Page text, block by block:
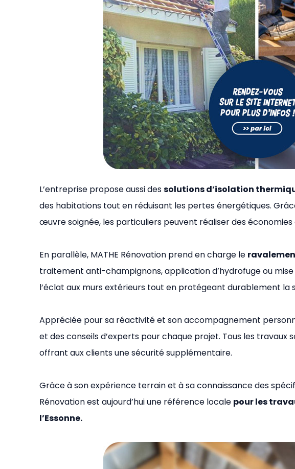
L’entreprise propose aussi dessolutions d’isolation
des habitations tout en réduisant les pertes énergétiques.
œuvre soignée, les particuliers peuvent réaliser des
En parallèle, MATHE Rénovation prend en charge le
traitement anti-champignons, application d’hydrofuge ou
l’éclat aux murs extérieurs tout en protégeant durablement la
Appréciée pour sa réactivité et son accompagnement
et des conseils d’experts pour chaque projet. Tous les travaux
offrant aux clients une sécurité supplémentaire.
Grâce à son expérience terrain et à sa connaissance des
Rénovation est aujourd’hui une référence locale pour les
l’Essonne.